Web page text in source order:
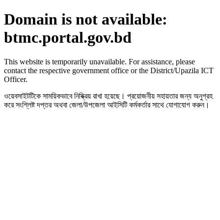
Domain is not available:
btmc.portal.gov.bd
This website is temporarily unavailable. For assistance, please
contact the respective government office or the District/Upazila ICT
Officer.
ওয়েবসাইটটিকে সাময়িকভাবে নিষ্ক্রিয় রাখা হয়েছে। প্রয়োজনীয় সহায়তার জন্য অনুগ্রহ
করে সংশ্লিষ্ট দপ্তর অথবা জেলা/উপজেলা আইসিটি কর্মকর্তার সাথে যোগাযোগ করুন।